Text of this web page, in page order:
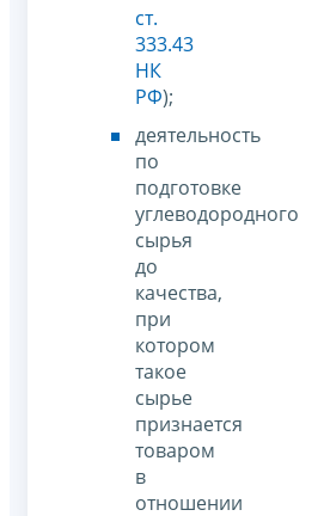
ст.
333.43
НК
РФ);
деятельность
по
подготовке
углеводородного
сырья
до
качества,
при
котором
такое
сырье
признается
товаром
в
отношении